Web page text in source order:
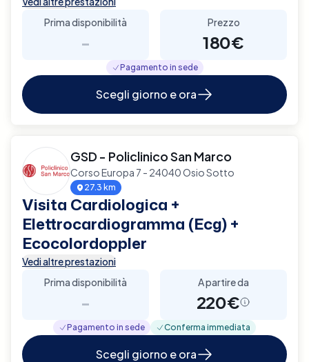
Prima disponibilità
-
Prezzo
180€
Pagamento in sede
Scegli giorno e ora
GSD - Policlinico San Marco
Corso Europa 7 - 24040 Osio Sotto
27.3 km
Visita Cardiologica +
Elettrocardiogramma (Ecg) +
Ecocolordoppler
Vedi altre prestazioni
Prima disponibilità
-
A partire da
220€
Pagamento in sede Conferma immediata
Scegli giorno e ora